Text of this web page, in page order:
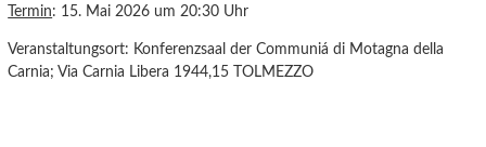
Termin: 15. Mai 2026 um 20:30 Uhr
Veranstaltungsort: Konferenzsaal der Communiá di Motagna della
Carnia; Via Carnia Libera 1944,15 TOLMEZZO